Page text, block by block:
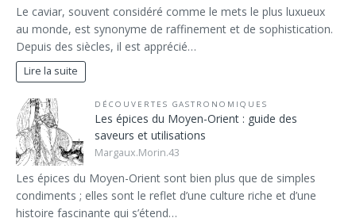
Le caviar, souvent considéré comme le mets le plus luxueux
au monde, est synonyme de raffinement et de sophistication.
Depuis des siècles, il est apprécié…
Lire la suite
DÉCOUVERTES GASTRONOMIQUES
Les épices du Moyen-Orient : guide des
saveurs et utilisations
Margaux.Morin.43
Les épices du Moyen-Orient sont bien plus que de simples
condiments ; elles sont le reflet d’une culture riche et d’une
histoire fascinante qui s’étend…